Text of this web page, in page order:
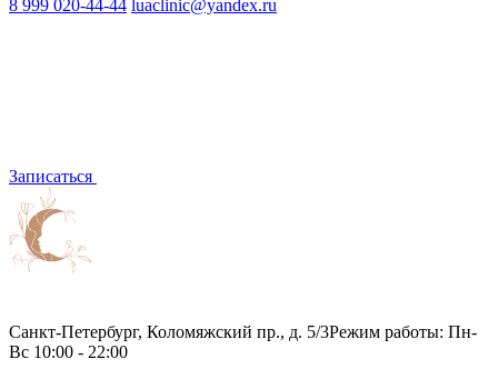
8 999 020-44-44 luaclinic@yandex.ru
Записаться
Санкт-Петербург, Коломяжский пр., д. 5/3Режим работы: Пн-
Вс 10:00 - 22:00